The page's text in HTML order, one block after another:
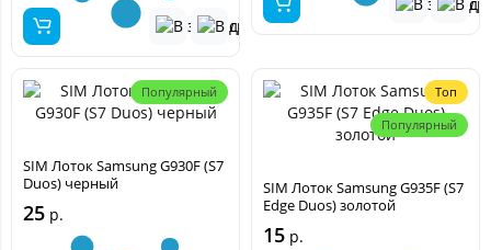
Популярный
SIM Лоток Samsung G930F (S7
Duos) черный
25 р.
Топ
Популярный
SIM Лоток Samsung G935F (S7
Edge Duos) золотой
15 р.